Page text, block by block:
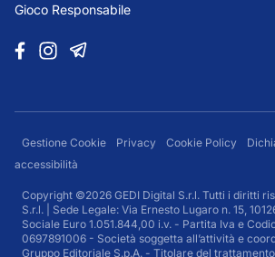
Gioco Responsabile
Gestione Cookie Privacy Cookie Policy
accessibilità
Copyright ©2026 GEDI Digital S.r.l. Tutti i diritti
S.r.l. | Sede Legale: Via Ernesto Lugaro n. 15,
Sociale Euro 1.051.844,00 i.v. - Partita Iva e
0697891006 - Società soggetta all’attività e
Gruppo Editoriale S.p.A. - Titolare del